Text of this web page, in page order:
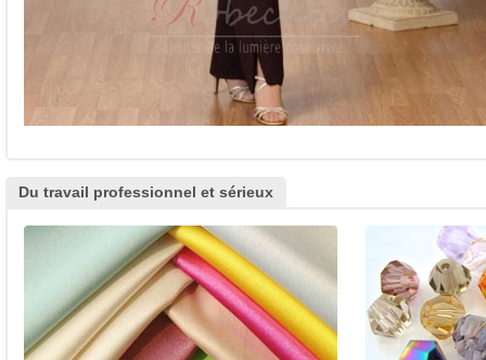
Du travail professionnel et sérieux